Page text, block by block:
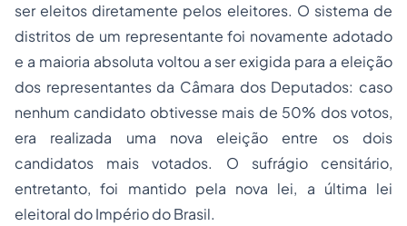
ser eleitos diretamente pelos eleitores. O sistema de
distritos de um representante foi novamente adotado
e a maioria absoluta voltou a ser exigida para a eleição
dos representantes da Câmara dos Deputados: caso
nenhum candidato obtivesse mais de 50% dos votos,
era realizada uma nova eleição entre os dois
candidatos mais votados. O sufrágio censitário,
entretanto, foi mantido pela nova lei, a última lei
eleitoral do Império do Brasil.